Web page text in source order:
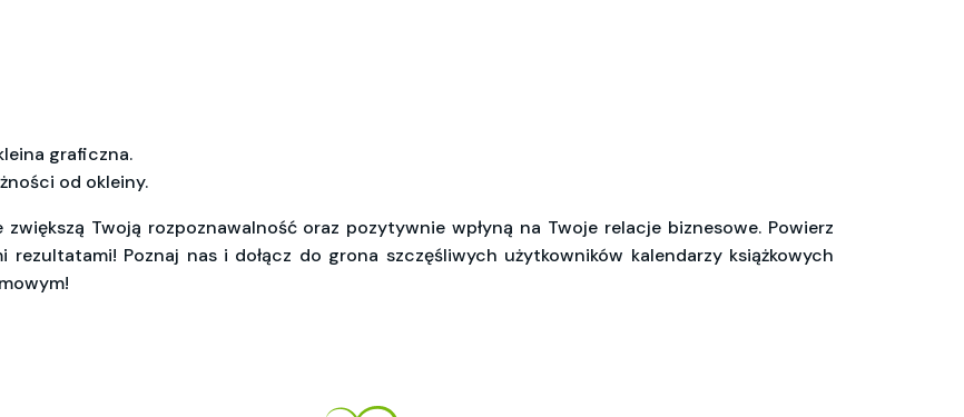
graficzna.
od okleiny.
Twoją rozpoznawalność oraz pozytywnie wpłyną na Twoje relacje biznesowe. Powierz
rezultatami! Poznaj nas i dołącz do grona szczęśliwych użytkowników kalendarzy książkowych